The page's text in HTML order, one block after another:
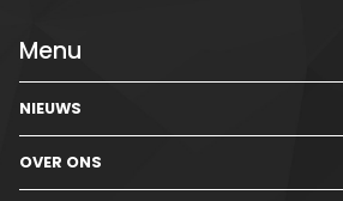
Menu
NIEUWS
OVER ONS